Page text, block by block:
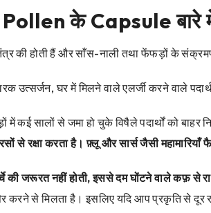
के Capsule बारे
की होती हैं और साँस-नाली तथा फेंफड़ों के
उत्सर्जन, घर में मिलने वाले एलर्जी करने वाले
सालों से जमा हो चुके विषैले पदार्थों को
से रक्षा करता है। फ़्लू और सार्स जैसी महामारियाँ
की जरूरत नहीं होती, इससे दम घोंटने वाले कफ़ से
करने से मिलता है। इसलिए यदि आप प्रकृति से